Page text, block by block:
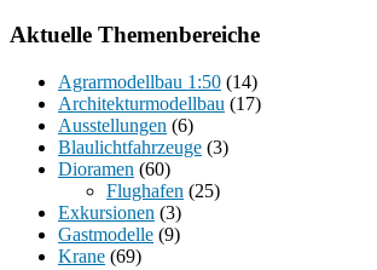
Aktuelle Themenbereiche
Agrarmodellbau 1:50 (14)
Architekturmodellbau (17)
Ausstellungen (6)
Blaulichtfahrzeuge (3)
Dioramen (60)
Flughafen (25)
Exkursionen (3)
Gastmodelle (9)
Krane (69)